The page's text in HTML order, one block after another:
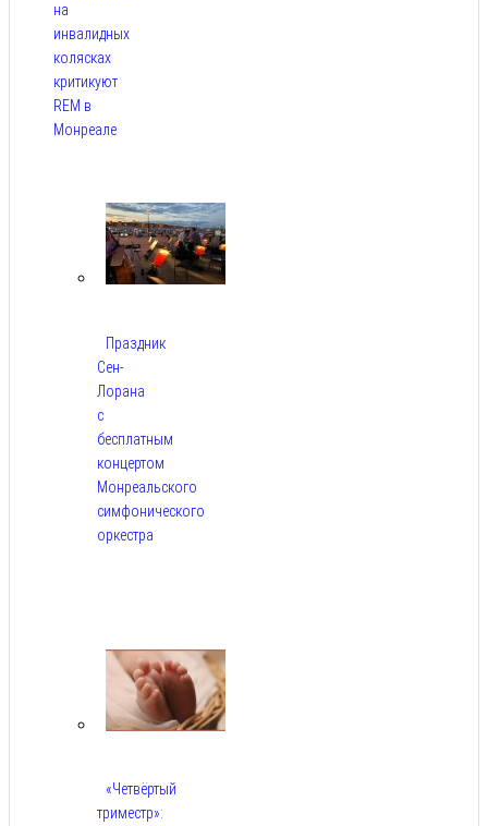
на
инвалидных
колясках
критикуют
REM в
Монреале
Праздник
Сен-
Лорана
с
бесплатным
концертом
Монреальского
симфонического
оркестра
«Четвёртый
триместр»: